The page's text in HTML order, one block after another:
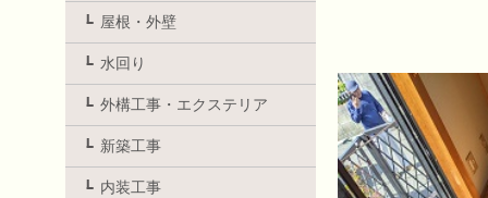
屋根・外壁
水回り
外構工事・エクステリア
新築工事
内装工事